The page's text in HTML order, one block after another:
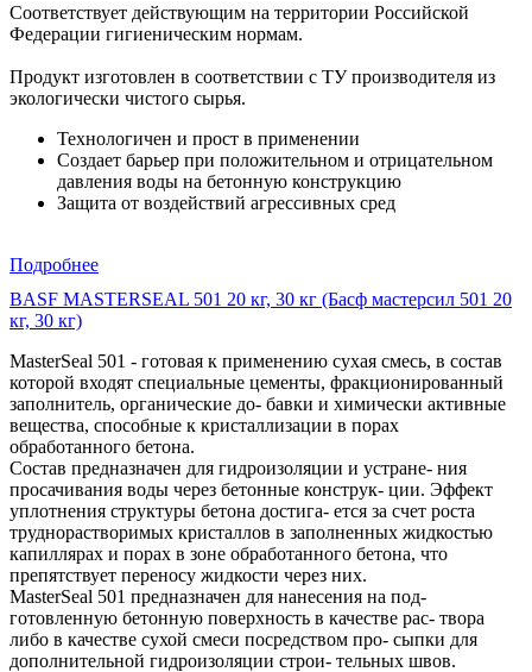
Соответствует действующим на территории Российской
Федерации гигиеническим нормам.
Продукт изготовлен в соответствии с ТУ производителя из
экологически чистого сырья.
Технологичен и прост в применении
Создает барьер при положительном и отрицательном
давления воды на бетонную конструкцию
Защита от воздействий агрессивных сред
Подробнее
BASF MASTERSEAL 501 20 кг, 30 кг (Басф мастерсил 501 20
кг, 30 кг)
MasterSeal 501 - готовая к применению сухая смесь, в состав
которой входят специальные цементы, фракционированный
заполнитель, органические до- бавки и химически активные
вещества, способные к кристаллизации в порах
обработанного бетона.
Состав предназначен для гидроизоляции и устране- ния
просачивания воды через бетонные конструк- ции. Эффект
уплотнения структуры бетона достига- ется за счет роста
труднорастворимых кристаллов в заполненных жидкостью
капиллярах и порах в зоне обработанного бетона, что
препятствует переносу жидкости через них.
MasterSeal 501 предназначен для нанесения на под-
готовленную бетонную поверхность в качестве рас- твора
либо в качестве сухой смеси посредством про- сыпки для
дополнительной гидроизоляции строи- тельных швов.